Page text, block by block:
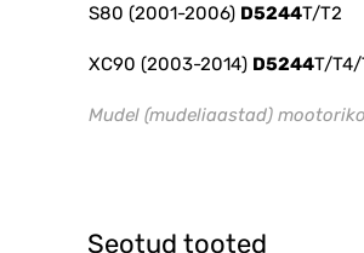
S80 (2001-2006) D5244T/T2
XC90 (2003-2014) D5244T/
Mudel (mudeliaastad)
Seotud tooted